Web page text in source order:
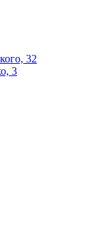
32
3